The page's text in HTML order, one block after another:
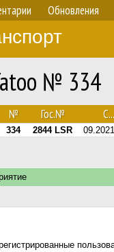
Обновления
№ 334
№ Гос.№ С...
334 2844 LSR 09.2021